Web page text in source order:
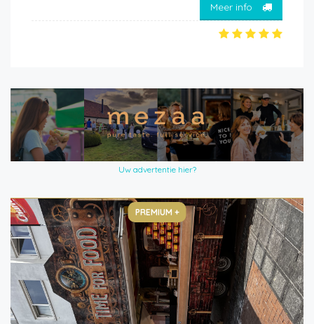
Meer info
Uw advertentie hier?
PREMIUM +